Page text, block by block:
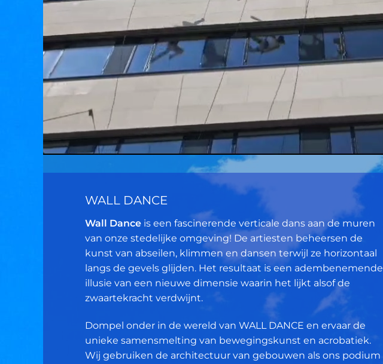
WALL DANCE
Wall Dance is een fascinerende verticale dans aan de muren
van onze stedelijke omgeving! De artiesten beheersen de
kunst van abseilen, klimmen en dansen terwijl ze horizontaal
langs de gevels glijden. Het resultaat is een adembenemende
illusie van een nieuwe dimensie waarin het lijkt alsof de
zwaartekracht verdwijnt.
Dompel onder in de wereld van WALL DANCE en ervaar de
unieke samensmelting van bewegingskunst en acrobatiek.
Wij gebruiken de architectuur van gebouwen als ons podium